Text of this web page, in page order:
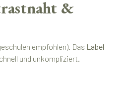
&
empfohlen). Das Label
und unkompliziert.